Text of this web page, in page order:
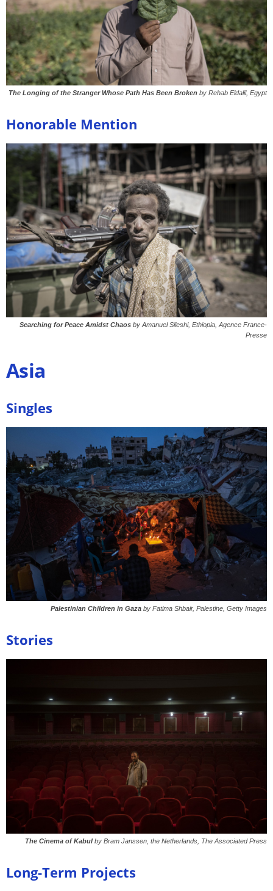
The Longing of the Stranger Whose Path Has Been Broken by Rehab Eldalil, Egypt
Honorable Mention
Searching for Peace Amidst Chaos by Amanuel Sileshi, Ethiopia, Agence France-
Presse
Asia
Singles
Palestinian Children in Gaza by Fatima Shbair, Palestine, Getty Images
Stories
The Cinema of Kabulby Bram Janssen, the Netherlands, The Associated Press
Long-Term Projects